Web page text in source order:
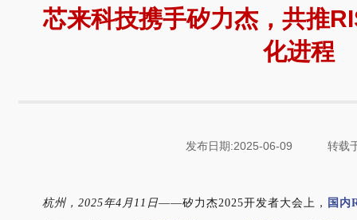
芯来科技携手矽力杰，共推
化进程
发布日期:2025-06-09 转载
杭州， 2025年4月11日——矽力杰2025开发者大会上， 国内